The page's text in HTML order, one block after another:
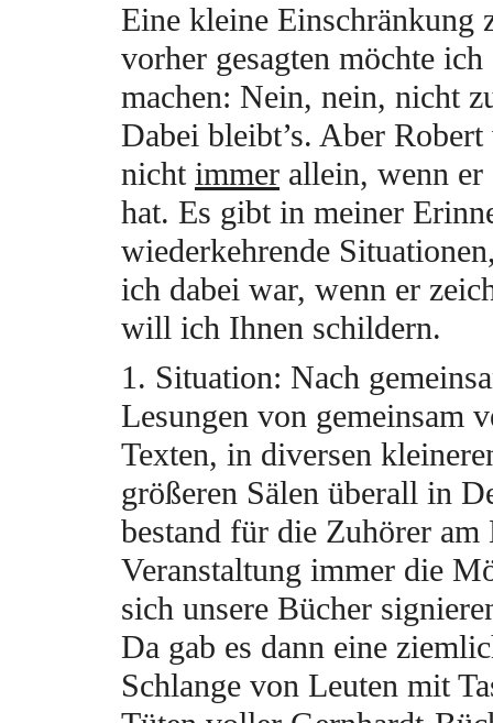
Eine kleine Einschränkung
vorher gesagten möchte ich
machen: Nein, nein, nicht
Dabei bleibt’s. Aber
nicht immer allein, wenn er
hat. Es gibt in meiner
wiederkehrende
ich dabei war, wenn er
will ich Ihnen schildern.
1. Situation: Nach
Lesungen von gemeinsam
Texten, in diversen
größeren Sälen überall in
bestand für die Zuhörer am
Veranstaltung immer die
sich unsere Bücher
Da gab es dann eine
Schlange von Leuten mit